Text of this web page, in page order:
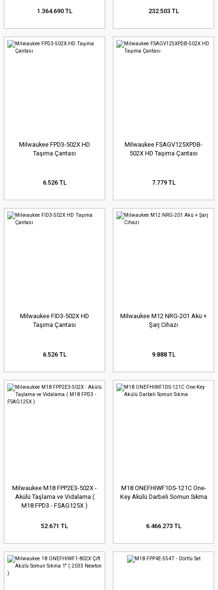
1.364.690 TL 232.503 TL
Milwaukee FPD3-502X HD
Taşıma Çantası
6.526 TL
Milwaukee FSAGV125XPDB-
502X HD Taşıma Çantası
7.779 TL
Milwaukee FID3-502X HD
Taşıma Çantası
6.526 TL
Milwaukee M12 NRG-201 Akü +
Şarj Cihazı
9.888 TL
Milwaukee M18 FPP2E3-502X -
Akülü Taşlama ve Vidalama (
M18 FPD3 - FSAG125X )
52.671 TL
M18 ONEFHIWF1DS-121C One-
Key Akülü Darbeli Somun Sıkma
6.466.273 TL